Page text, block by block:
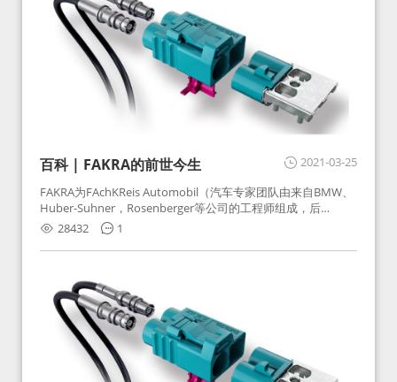
2021-03-25
百科 | FAKRA的前世今生
FAKRA为FAchKReis Automobil（汽车专家团队由来自BMW、
Huber-Suhner，Rosenberger等公司的工程师组成，后
Huber-Suhner相关连接器业务及技术在2010年并入
Rosenberger）缩写。起初为BMW需求用于车载收音机天线连
接，如今FAKRA已成为汽车行业通用标准的射频连接器，被业
28432 1